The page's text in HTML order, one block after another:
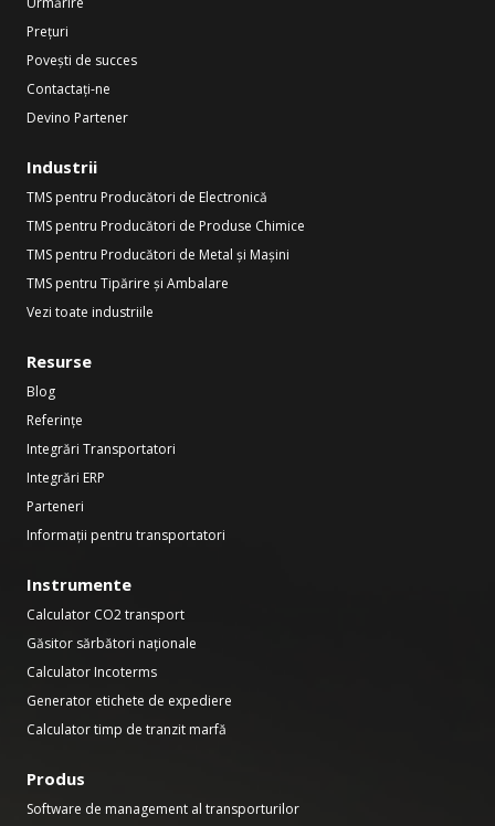
Prețuri
Povești de succes
Contactați-ne
Devino Partener
Industrii
TMS pentru Producători de Electronică
TMS pentru Producători de Produse Chimice
TMS pentru Producători de Metal și Mașini
TMS pentru Tipărire și Ambalare
Vezi toate industriile
Resurse
Blog
Referințe
Integrări Transportatori
Integrări ERP
Parteneri
Informații pentru transportatori
Instrumente
Calculator CO2 transport
Găsitor sărbători naționale
Calculator Incoterms
Generator etichete de expediere
Calculator timp de tranzit marfă
Produs
Software de management al transporturilor